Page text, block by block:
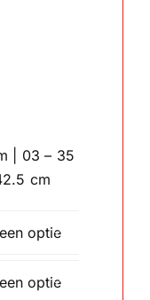
| 03 – 35
cm

